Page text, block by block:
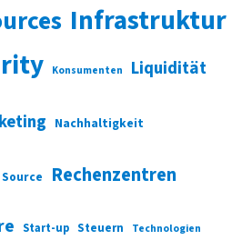
Infrastruktur
Konsumenten Liquidität
Nachhaltigkeit
Rechenzentren
Start-up Steuern Technologien